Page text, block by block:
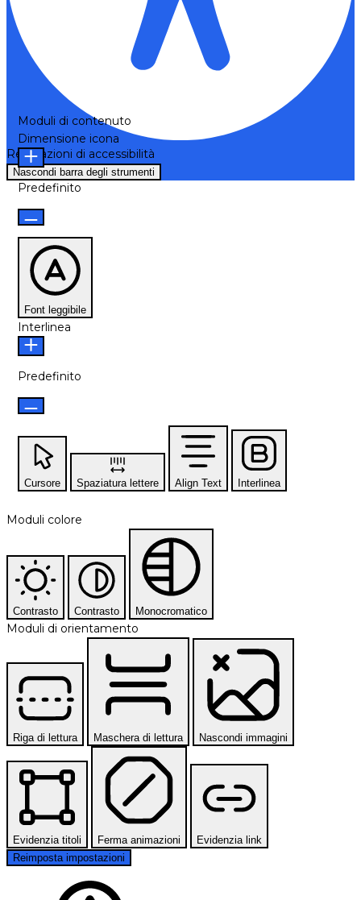
Regolazioni di accessibilità
Nascondi barra degli strumenti
Moduli di contenuto
Dimensione icona
Predefinito
Font leggibile
Interlinea
Predefinito
Cursore Spaziatura lettere Align Text Interlinea
Moduli colore
Contrasto Contrasto Monocromatico
Moduli di orientamento
Riga di lettura Maschera di lettura Nascondi immagini
Evidenzia titoli Ferma animazioni
Evidenzia link
Reimposta impostazioni